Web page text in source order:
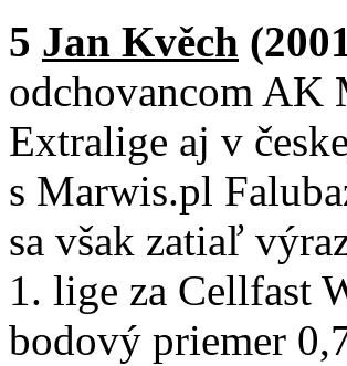
5 Jan Kvěch
odchovancom AK
Extralige aj v
s Marwis.pl
sa však zatiaľ
1. lige za Cellfast
bodový priemer